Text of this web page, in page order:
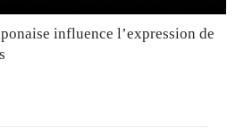
influence l’expression de